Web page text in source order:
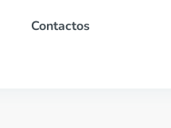
Contactos